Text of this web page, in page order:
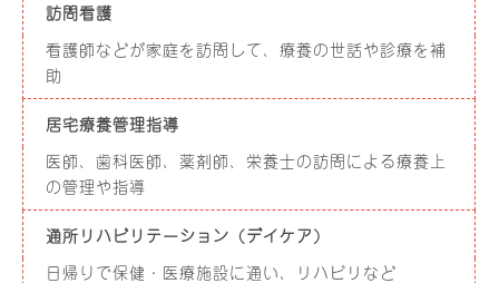
訪問看護
看護師などが家庭を訪問して、療養の世話や診療を補
助
居宅療養管理指導
医師、歯科医師、薬剤師、栄養士の訪問による療養上
の管理や指導
通所リハビリテーション（デイケア）
日帰りで保健・医療施設に通い、リハビリなど